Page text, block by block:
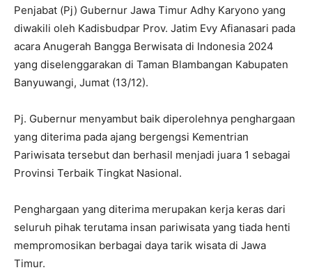
Penjabat (Pj) Gubernur Jawa Timur Adhy Karyono yang
diwakili oleh Kadisbudpar Prov. Jatim Evy Afianasari pada
acara Anugerah Bangga Berwisata di Indonesia 2024
yang diselenggarakan di Taman Blambangan Kabupaten
Banyuwangi, Jumat (13/12).
Pj. Gubernur menyambut baik diperolehnya penghargaan
yang diterima pada ajang bergengsi Kementrian
Pariwisata tersebut dan berhasil menjadi juara 1 sebagai
Provinsi Terbaik Tingkat Nasional.
Penghargaan yang diterima merupakan kerja keras dari
seluruh pihak terutama insan pariwisata yang tiada henti
mempromosikan berbagai daya tarik wisata di Jawa
Timur.